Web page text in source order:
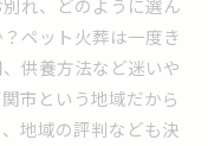
れ、どのように選ん
ペット火葬は一度き
供養方法など迷いや
市という地域だから
地域の評判なども決